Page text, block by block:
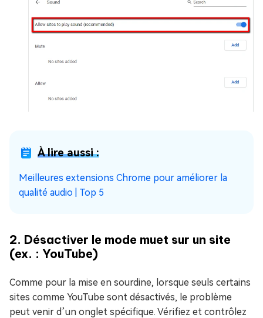
À lire aussi :
Meilleures extensions Chrome pour améliorer la
qualité audio | Top 5
2. Désactiver le mode muet sur un site
(ex. : YouTube)
Comme pour la mise en sourdine, lorsque seuls certains
sites comme YouTube sont désactivés, le problème
peut venir d’un onglet spécifique. Vérifiez et contrôlez